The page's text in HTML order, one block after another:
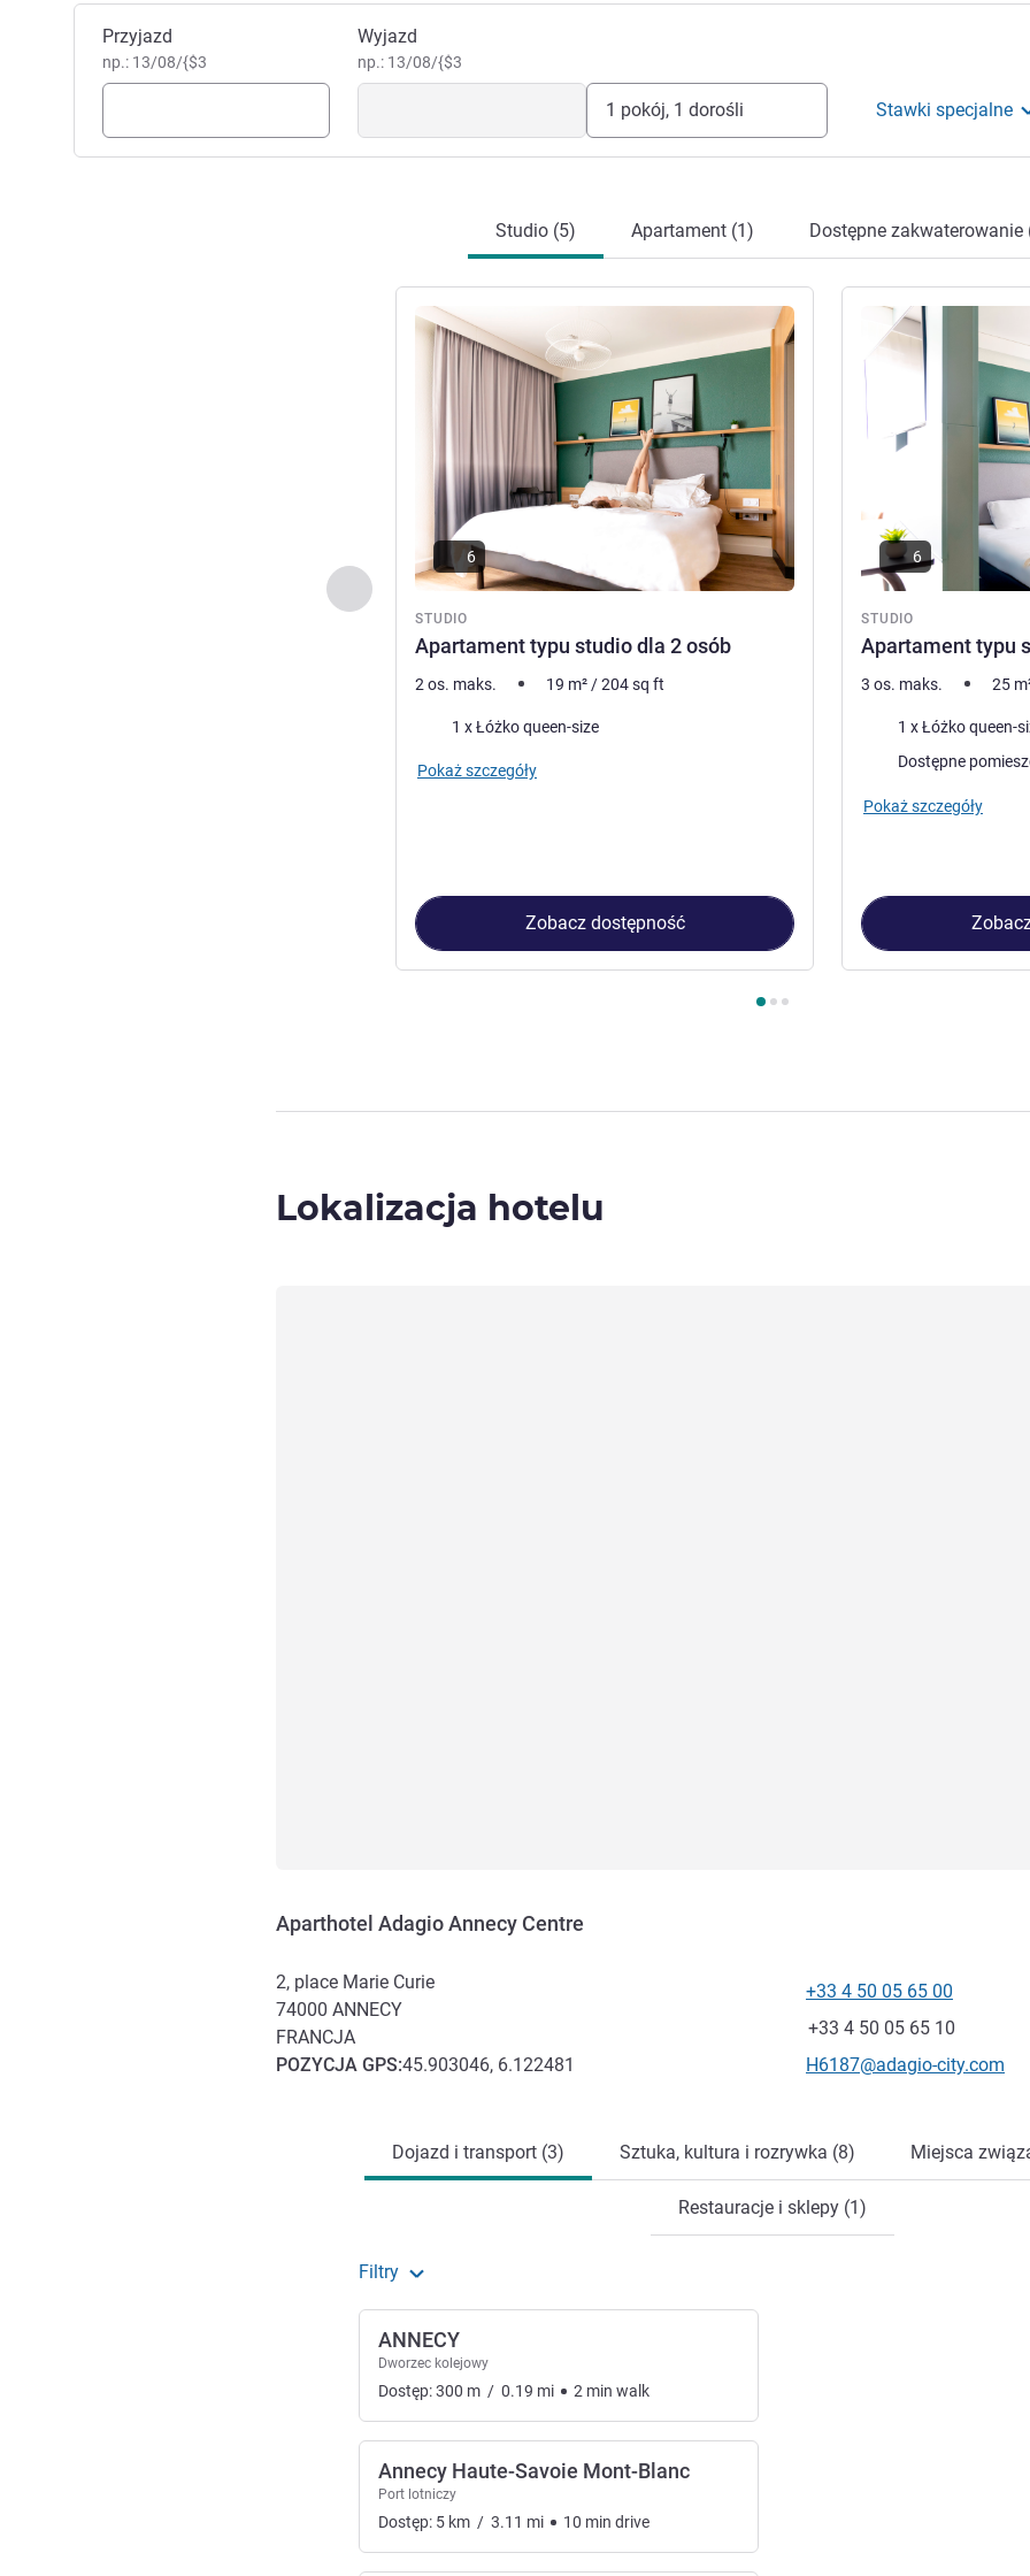
Zarezerwuj ten hotel
Przyjazd
np.: 13/08/{$3
Wyjazd
np.: 13/08/{$3
1 pokój, 1 dorośli Stawki specjalne
Studio (5) Apartament (1) Dostępne zakwaterowanie
Poprzedni - Studio
STUDIO
Apartament typu studio dla 2 osób
Pokaż szczegóły
6
2 os. maks. 19 m² /204sq ft
Pościel1 x Łóżko queen-size
Pokaż szczegóły
Zobacz dostępność
STUDIO
Apartament typu
Pokaż szczegóły
6
3 os. maks. 25
Pościel
Dostępne
Pokaż szczegóły
Lokalizacja hotelu
Aparthotel Adagio Annecy Centre
2, place Marie Curie
74000 ANNECY
FRANCJA
POZYCJA GPS:45.903046, 6.122481
Telefon
+33 4 50 05 65 00
Faks
+33 4 50 05 65 10
Kontaktowy adres e-mail
H6187@adagio-city.com
Dojazd i transport (3) Sztuka, kultura i rozrywka (8) Miejsca
Restauracje i sklepy (1)
Filtry
ANNECY
Dworzec kolejowy
Dostęp:300 m / 0.19 mi 2 min walk
Annecy Haute-Savoie Mont-Blanc
Port lotniczy
Dostęp: 5 km / 3.11 mi 10 min drive